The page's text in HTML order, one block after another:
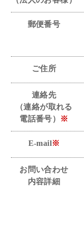
郵便番号
ご住所
連絡先
（連絡が取れる
電話番号）
※
E-mail※
お問い合わせ
内容詳細